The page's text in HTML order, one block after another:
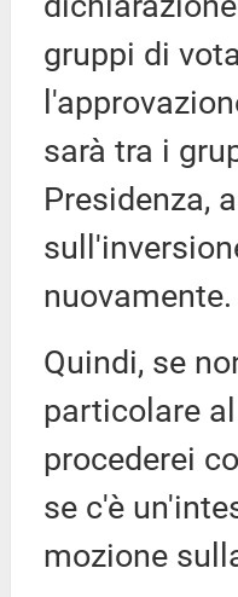
gruppi di
sarà tra i
Presidenza,
nuovamente.
Quindi, se
particolare
procederei
se c'è
mozione